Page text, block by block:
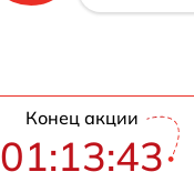
Конец акции
01:13:42